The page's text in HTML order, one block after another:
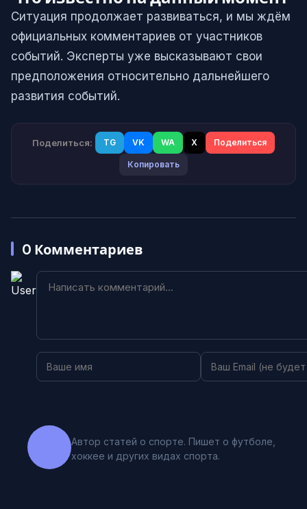
Ситуация продолжает развиваться, и мы ждём
официальных комментариев от участников
событий. Эксперты уже высказывают свои
предположения относительно дальнейшего
развития событий.
Поделиться: TG VK WA X Поделиться
Копировать
0 Комментариев
Автор статей о спорте. Пишет о футболе,
хоккее и других видах спорта.